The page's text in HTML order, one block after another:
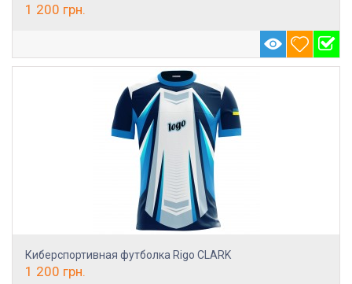
1 200 грн.
Киберспортивная футболка Rigo CLARK
1 200 грн.